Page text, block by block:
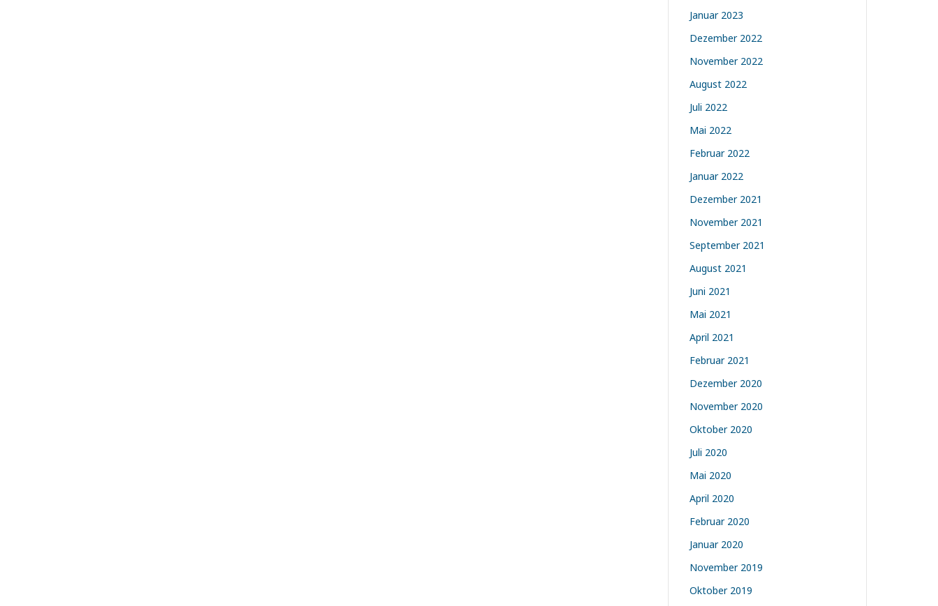
Januar 2023
Dezember 2022
November 2022
August 2022
Juli 2022
Mai 2022
Februar 2022
Januar 2022
Dezember 2021
November 2021
September 2021
August 2021
Juni 2021
Mai 2021
April 2021
Februar 2021
Dezember 2020
November 2020
Oktober 2020
Juli 2020
Mai 2020
April 2020
Februar 2020
Januar 2020
November 2019
Oktober 2019